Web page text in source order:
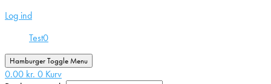
Log ind
Test0
Hamburger Toggle Menu
0.00 kr. 0 Kurv